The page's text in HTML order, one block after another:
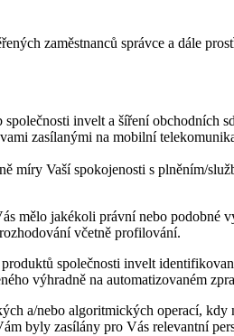
zaměstnanců správce a dále
invelt a šíření obchodních
zasílanými na mobilní
míry Vaší spokojenosti s plněním/
mělo jakékoli právní nebo
včetně profilování.
společnosti invelt
výhradně na automatizovaném
a/nebo algoritmických operací, kdy
byly zasílány pro Vás relevantní